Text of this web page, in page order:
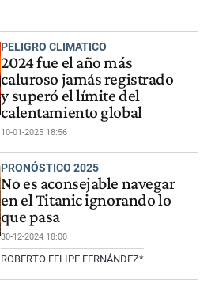
PELIGRO CLIMATICO
2024 fue el año más
caluroso jamás registrado
y superó el límite del
calentamiento global
10-01-2025 18:56
PRONÓSTICO 2025
No es aconsejable navegar
en el Titanic ignorando lo
que pasa
30-12-2024 18:00
ROBERTO FELIPE FERNÁNDEZ*